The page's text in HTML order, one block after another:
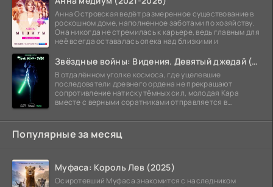
Анна Островская ведёт размеренное существование в
роскошном доме, наполненное заботами по хозяйству.
Она никогда не стремилась к карьере, ведь главным для
неё всегда оставалась опека над близкими и
Звёздные войны: Видения. Девятый джедай (2026)
В отдалённом уголке космоса, где уцелевшие
последователи древнего ордена не прекращают
сопротивление натиску тёмных сил, молодая Кара
вместе с верными соратниками отправляется в
Популярные за месяц
Муфаса: Король Лев (2025)
Осиротевший Муфаса знакомится с наследником